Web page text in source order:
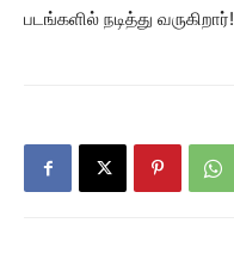
படங்களில் நடித்து வருகிறார்!